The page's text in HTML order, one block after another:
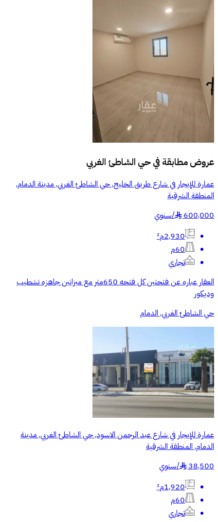
عروض مطابقة فيحي الشاطئ الغربي
عمارة للإيجار في شارع طريق الخليج, حي الشاطئ الغربي, مدينة الدمام,
المنطقة الشرقية
600,000
§
/سنوي
2,930م²
60م
تجاري
العقار عباره عن فتحتين كل فتحه 650متر مع ميزانين جاهزه تشطيب
وديكور
حي الشاطئ الغربي, الدمام
عمارة للإيجار في شارع عبد الرحمن الاسود, حي الشاطئ الغربي, مدينة
الدمام, المنطقة الشرقية
38,500
§
/سنوي
1,920م²
60م
تجاري